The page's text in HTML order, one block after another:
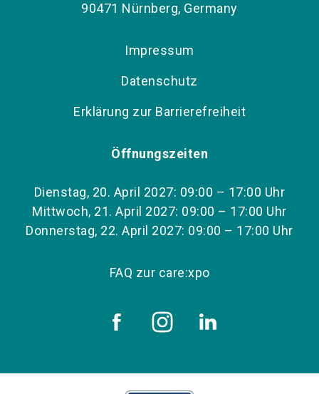
90471 Nürnberg, Germany
Impressum
Datenschutz
Erklärung zur Barrierefreiheit
Öffnungszeiten
Dienstag, 20. April 2027: 09:00 – 17:00 Uhr
Mittwoch, 21. April 2027: 09:00 – 17:00 Uhr
Donnerstag, 22. April 2027: 09:00 – 17:00 Uhr
FAQ zur care:xpo